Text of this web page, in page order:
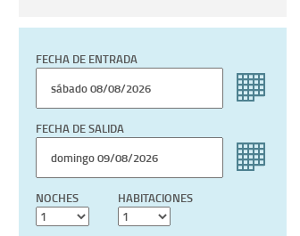
FECHA DE ENTRADA
FECHA DE SALIDA
NOCHES HABITACIONES